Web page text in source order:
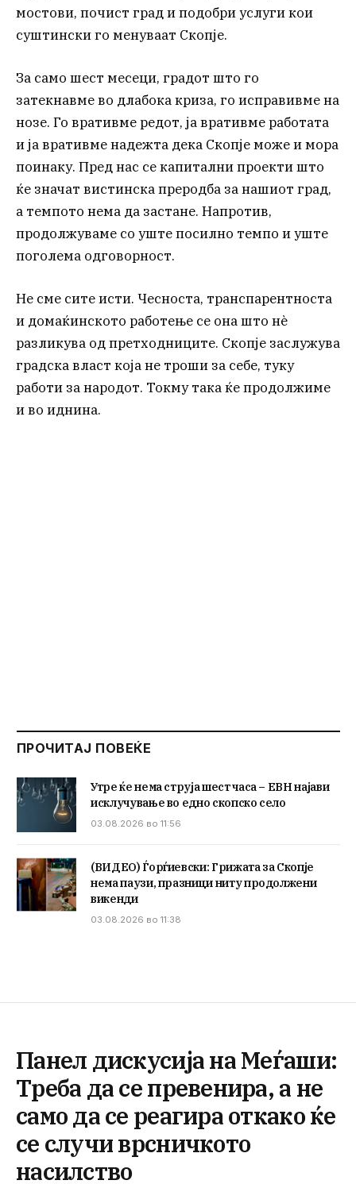
мостови, почист град и подобри услуги кои
суштински го менуваат Скопје.
За само шест месеци, градот што го
затекнавме во длабока криза, го исправивме на
нозе. Го вративме редот, ја вративме работата
и ја вративме надежта дека Скопје може и мора
поинаку. Пред нас се капитални проекти што
ќе значат вистинска преродба за нашиот град,
а темпото нема да застане. Напротив,
продолжуваме со уште посилно темпо и уште
поголема одговорност.
Не сме сите исти. Чесноста, транспарентноста
и домаќинското работење се она што нѐ
разликува од претходниците. Скопје заслужува
градска власт која не троши за себе, туку
работи за народот. Токму така ќе продолжиме
и во иднина.
ПРОЧИТАЈ ПОВЕЌЕ
Утре ќе нема струја шест часа – ЕВН најави
исклучување во едно скопско село
03.08.2026 во 11:56
(ВИДЕО) Ѓорѓиевски: Грижата за Скопје
нема паузи, празници ниту продолжени
викенди
03.08.2026 во 11:38
Панел дискусија на Меѓаши:
Треба да се превенира, а не
само да се реагира откако ќе
се случи врсничкото
насилство